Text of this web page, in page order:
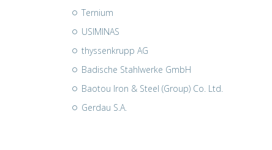
Ternium
USIMINAS
thyssenkrupp AG
Badische Stahlwerke GmbH
Baotou Iron & Steel (Group) Co. Ltd.
Gerdau S.A.